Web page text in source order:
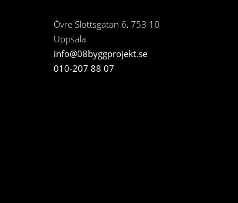
Övre Slottsgatan 6, 753 10
Uppsala
info@08byggprojekt.se
010-207 88 07